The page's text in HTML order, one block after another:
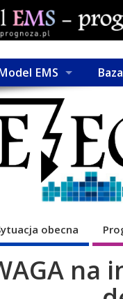
EMS
obecna
na